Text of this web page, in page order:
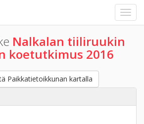
Nalkalan tiiliruukin
koetutkimus 2016
Paikkatietoikkunan kartalla